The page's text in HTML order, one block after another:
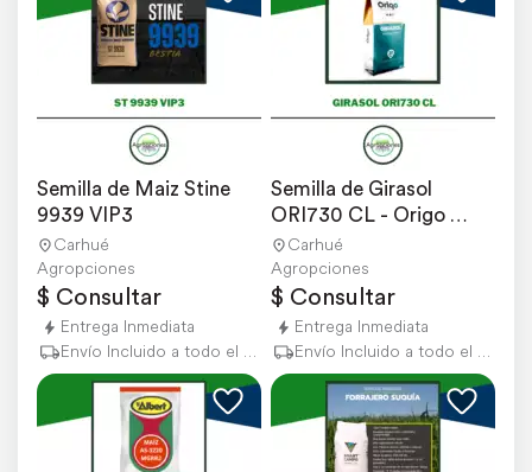
Semilla de Maiz Stine
9939 VIP3
Carhué
Agropciones
$ Consultar
Entrega Inmediata
Envío Incluido a todo el país
Semilla de Girasol
ORI730 CL - Origo
Semillas
Carhué
Agropciones
$ Consultar
Entrega Inmediata
Envío Incluido a todo el país